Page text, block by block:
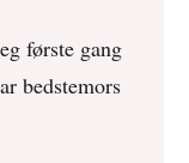
første gang
bedstemors